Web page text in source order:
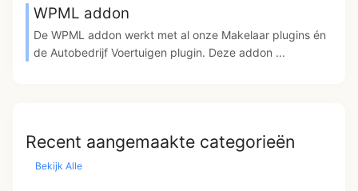
WPML addon
De WPML addon werkt met al onze Makelaar plugins én
de Autobedrijf Voertuigen plugin. Deze addon ...
Recent aangemaakte categorieën
Bekijk Alle